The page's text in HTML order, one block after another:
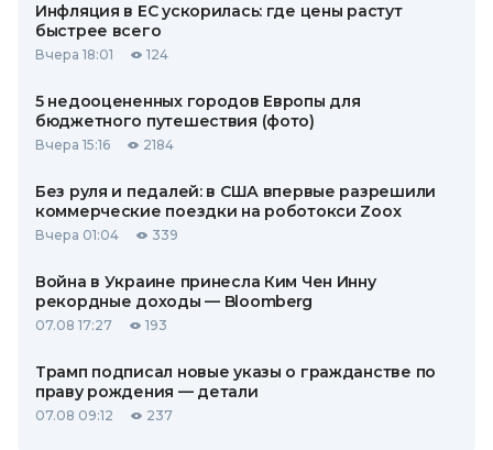
Инфляция в ЕС ускорилась: где цены растут
быстрее всего
Вчера 18:01 124
5 недооцененных городов Европы для
бюджетного путешествия (фото)
Вчера 15:16 2184
Без руля и педалей: в США впервые разрешили
коммерческие поездки на роботокси Zoox
Вчера 01:04 339
Война в Украине принесла Ким Чен Инну
рекордные доходы — Bloomberg
07.08 17:27 193
Трамп подписал новые указы о гражданстве по
праву рождения — детали
07.08 09:12 237